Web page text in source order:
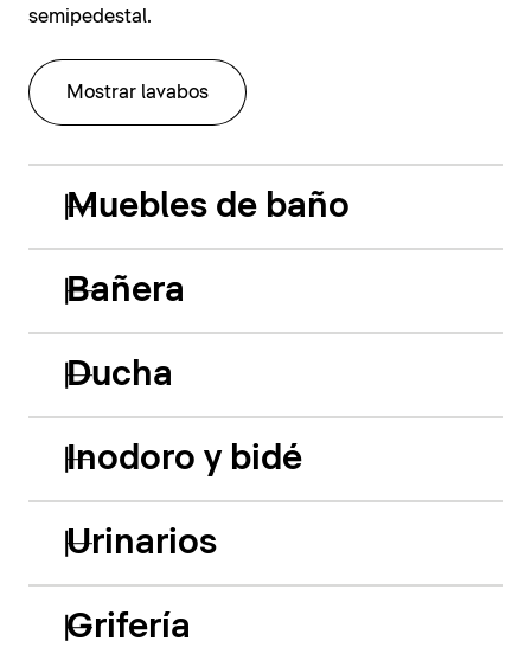
semipedestal.
Mostrar lavabos
Muebles de baño
Bañera
Ducha
Inodoro y bidé
Urinarios
Grifería